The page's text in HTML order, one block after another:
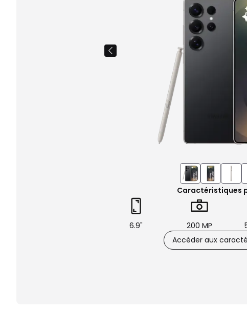
du
Caractéristiques
6.9" 200 MP
Accéder aux